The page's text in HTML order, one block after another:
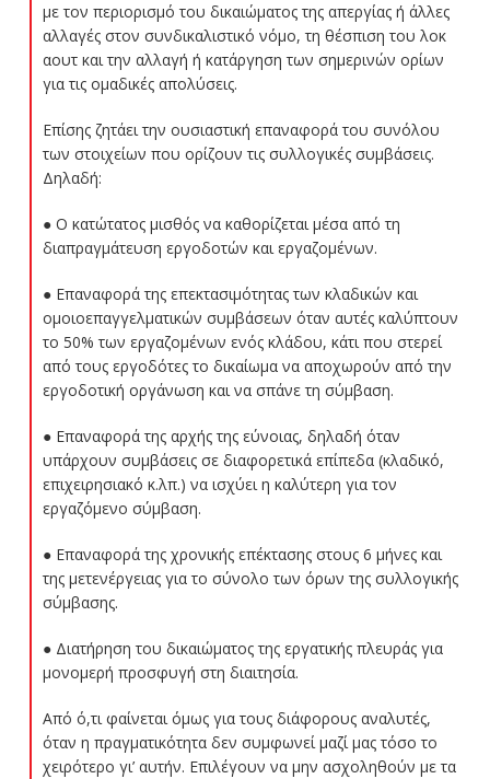
με τον περιορισμό του δικαιώματος της απεργίας ή άλλες
αλλαγές στον συνδικαλιστικό νόμο, τη θέσπιση του λοκ
αουτ και την αλλαγή ή κατάργηση των σημερινών ορίων
για τις ομαδικές απολύσεις.
Επίσης ζητάει την ουσιαστική επαναφορά του συνόλου
των στοιχείων που ορίζουν τις συλλογικές συμβάσεις.
Δηλαδή:
● Ο κατώτατος μισθός να καθορίζεται μέσα από τη
διαπραγμάτευση εργοδοτών και εργαζομένων.
● Επαναφορά της επεκτασιμότητας των κλαδικών και
ομοιοεπαγγελματικών συμβάσεων όταν αυτές καλύπτουν
το 50% των εργαζομένων ενός κλάδου, κάτι που στερεί
από τους εργοδότες το δικαίωμα να αποχωρούν από την
εργοδοτική οργάνωση και να σπάνε τη σύμβαση.
● Επαναφορά της αρχής της εύνοιας, δηλαδή όταν
υπάρχουν συμβάσεις σε διαφορετικά επίπεδα (κλαδικό,
επιχειρησιακό κ.λπ.) να ισχύει η καλύτερη για τον
εργαζόμενο σύμβαση.
● Επαναφορά της χρονικής επέκτασης στους 6 μήνες και
της μετενέργειας για το σύνολο των όρων της συλλογικής
σύμβασης.
● Διατήρηση του δικαιώματος της εργατικής πλευράς για
μονομερή προσφυγή στη διαιτησία.
Από ό,τι φαίνεται όμως για τους διάφορους αναλυτές,
όταν η πραγματικότητα δεν συμφωνεί μαζί μας τόσο το
χειρότερο γι’ αυτήν. Επιλέγουν να μην ασχοληθούν με τα